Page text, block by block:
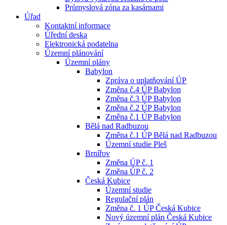
Průmyslová zóna za kasárnami
Úřad
Kontaktní informace
Úřední deska
Elektronická podatelna
Územní plánování
Územní plány
Babylon
Zpráva o uplatňování ÚP
Změna č.4 ÚP Babylon
Změna č.3 ÚP Babylon
Změna č.2 ÚP Babylon
Změna č.1 ÚP Babylon
Bělá nad Radbuzou
Změna č.1 ÚP Bělá nad Radbuzou
Územní studie Pleš
Brnířov
Změna ÚP č. 1
Změna ÚP č. 2
Česká Kubice
Územní studie
Regulační plán
Změna č. 1 ÚP Česká Kubice
Nový územní plán Česká Kubice